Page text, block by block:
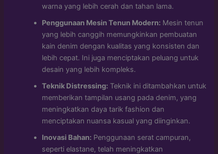
warna yang lebih cerah dan tahan lama.
Penggunaan Mesin Tenun Modern: Mesin tenun
yang lebih canggih memungkinkan pembuatan
kain denim dengan kualitas yang konsisten dan
lebih cepat. Ini juga menciptakan peluang untuk
desain yang lebih kompleks.
Teknik Distressing: Teknik ini ditambahkan untuk
memberikan tampilan usang pada denim, yang
meningkatkan daya tarik fashion dan
menciptakan nuansa kasual yang diinginkan.
Inovasi Bahan: Penggunaan serat campuran,
seperti elastane, telah meningkatkan